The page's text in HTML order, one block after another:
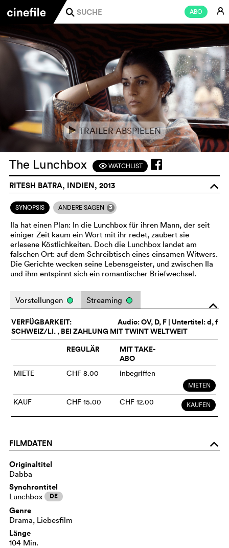
ABO E
j
eTRAILER ABSPIELEN
The Lunchbox FWATCHLIST
RITESH BATRA, INDIEN, 2013 o
SYNOPSIS ANDERE SAGEN 3
Ila hat einen Plan: In die Lunchbox für ihren Mann, der seit
einiger Zeit kaum ein Wort mit ihr redet, zaubert sie
erlesene Köstlichkeiten. Doch die Lunchbox landet am
falschen Ort: auf dem Schreibtisch eines einsamen Witwers.
Die Gerichte wecken seine Lebensgeister, und zwischen Ila
und ihm entspinnt sich ein romantischer Briefwechsel.
o
Vorstellungen Streaming
Audio:OV, D, F | Untertitel: d, f
VERFÜGBARKEIT:
SCHWEIZ/LI. , BEI ZAHLUNG MIT TWINT WELTWEIT
REGULÄR
MIT TAKE-
ABO
MIETE CHF 8.00 inbegriffen
MIETEN
KAUF CHF 15.00 CHF 12.00 KAUFEN
FILMDATEN o
Originaltitel
Dabba
Synchrontitel
Lunchbox DE
Genre
Drama, Liebesfilm
Länge
104 Min.